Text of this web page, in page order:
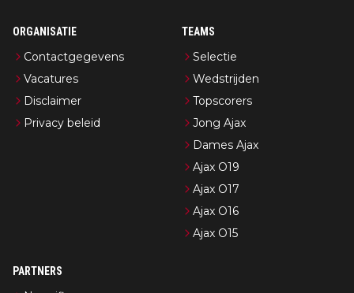
ORGANISATIE
Contactgegevens
Vacatures
Disclaimer
Privacy beleid
TEAMS
Selectie
Wedstrijden
Topscorers
Jong Ajax
Dames Ajax
Ajax O19
Ajax O17
Ajax O16
Ajax O15
PARTNERS